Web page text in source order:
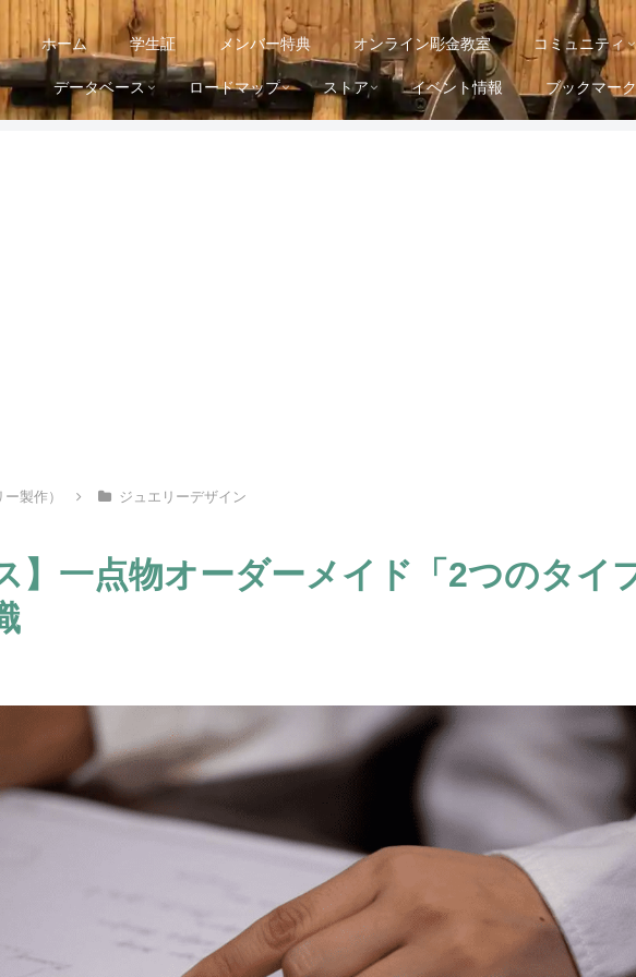
ホーム 学生証 メンバー特典 オンライン彫金教室 コミュニティ
データベース ロードマップ ストア イベント情報 ブックマー
製作） ジュエリーデザイン
】一点物オーダーメイド「2つのタイ